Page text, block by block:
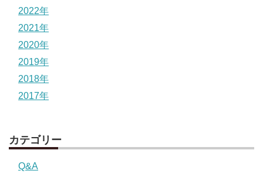
2022年
2021年
2020年
2019年
2018年
2017年
カテゴリー
Q&A